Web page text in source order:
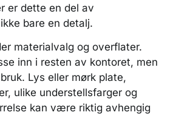
er dette en del av
bare en detalj.
materialvalg og overflater.
inn i resten av kontoret, men
Lys eller mørk plate,
ulike understellsfarger og
kan være riktig avhengig